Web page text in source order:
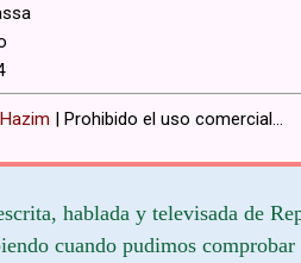
| Prohibido el uso comercial...
hablada y televisada de
cuando pudimos